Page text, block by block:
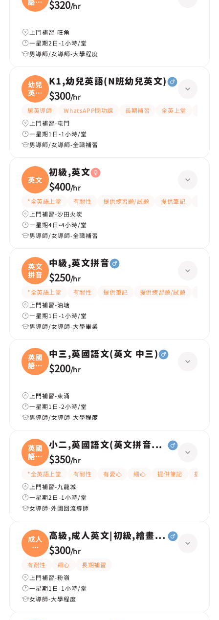
語文
(
$320/hr
上門補習-旺角
一星期2日-1小時/堂
男導師/女導師-大學程度
幼兒
英語
(
K1,幼兒英語(N班幼兒英文)
$300/hr
居英導師 WhatsAPP問功課 長期補習 全英上堂
上門補習-屯門
一星期1日-1小時/堂
男導師/女導師-全職補習
英文
初級,英文
$400/hr
*全英語上堂 有耐性 提供練習題/試題 提供筆記
上門補習-沙田火炭
一星期4日-4小時/堂
男導師/女導師-全職補習
英文
拼音
中級,英文拼音
$250/hr
*全英語上堂 有耐性 提供筆記 提供練習題/試題
上門補習-油塘
一星期1日-1小時/堂
男導師/女導師-大學畢業
英國
語文
(
中三,英國語文(英文 中三)
$200/hr
上門補習-東涌
一星期1日-2小時/堂
男導師/女導師-大學程度
英國
語文
(
小二,英國語文(英文拼音+閱讀)
$350/hr
*全英語上堂 有耐性 有愛心 細心 提供筆記
提供練
上門補習-九龍城
一星期2日-1小時/堂
女導師-外國回流導師
成人
英
文|
高級,成人英文|初級,繪畫(水彩油畫)、
$300/hr
有耐性 細心
長期補習
上門補習-粉嶺
一星期1日-1小時/堂
女導師-大學程度